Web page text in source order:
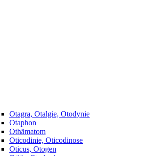
Otagra, Otalgie, Otodynie
Otaphon
Othämatom
Oticodinie, Oticodinose
Oticus, Otogen